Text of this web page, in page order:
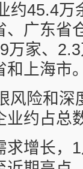
约45.4万
、广东省
万家、
和上海市
风险和深
业约占总